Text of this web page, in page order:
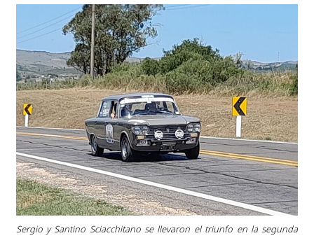
Sergio y Santino Sciacchitano se llevaron el triunfo en la segunda